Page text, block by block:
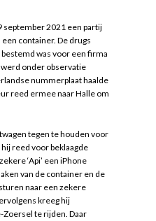
september 2021 een partij
container. De drugs
was voor een firma
onder observatie
nummerplaat haalde
reed ermee naar Halle om
tegen te houden voor
reed voor beklaagde
‘Api’ een iPhone
van de container en de
naar een zekere
kreeg hij
te rijden. Daar